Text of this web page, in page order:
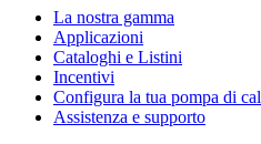
La nostra gamma
Applicazioni
Cataloghi e Listini
Incentivi
Configura la tua pompa di
Assistenza e supporto